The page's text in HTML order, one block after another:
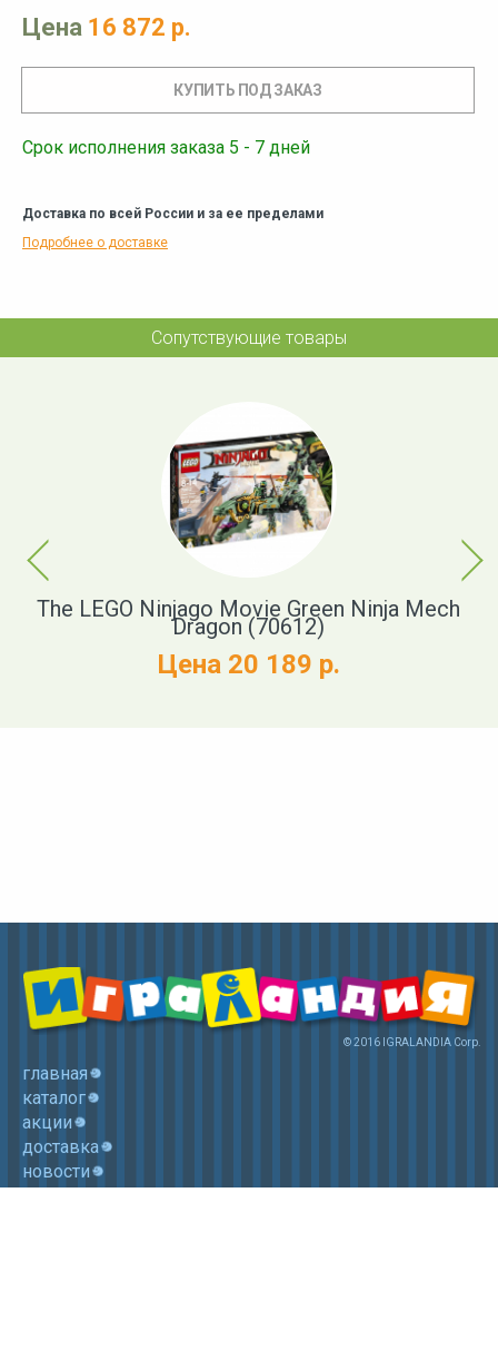
Цена 16 872 р.
Срок исполнения заказа 5 - 7 дней
Доставка по всей России и за ее пределами
Подробнее о доставке
Сопутствующие товары
Previous
The LEGO Ninjago Movie Green Ninja Mech
Dragon (70612)
Цена 20 189 р.
Next
© 2016 IGRALANDIA Corp.
главная
каталог
акции
доставка
новости